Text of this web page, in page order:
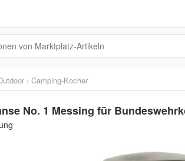
› Camping-Kocher
No. 1 Messing für